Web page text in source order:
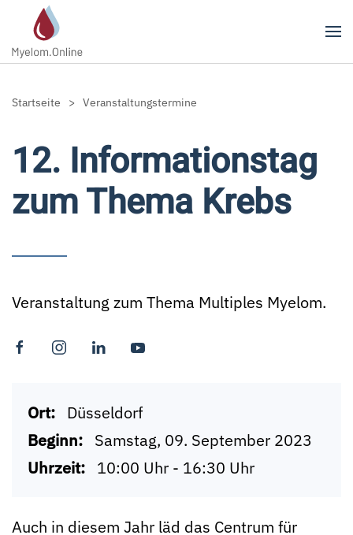
Zum Hauptinhalt springen
Startseite Veranstaltungstermine
12. Informationstag
zum Thema Krebs
Veranstaltung zum Thema Multiples Myelom.
Ort: Düsseldorf
Beginn: Samstag, 09. September 2023
Uhrzeit: 10:00 Uhr - 16:30 Uhr
Auch in diesem Jahr läd das Centrum für